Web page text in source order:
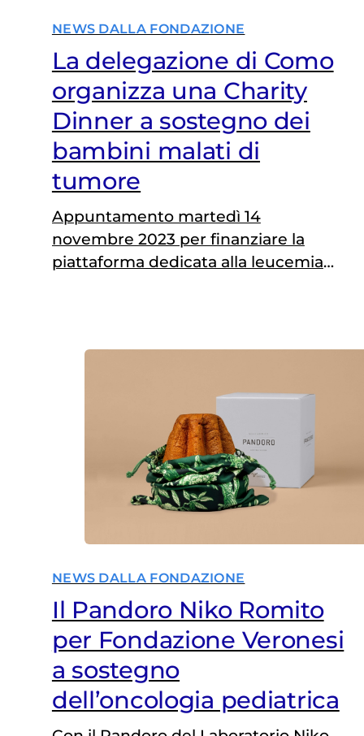
NEWS DALLA FONDAZIONE
La delegazione di Como
organizza una Charity
Dinner a sostegno dei
bambini malati di
tumore
Appuntamento martedì 14
novembre 2023 per finanziare la
piattaforma dedicata alla leucemia
NEWS DALLA FONDAZIONE
Il Pandoro Niko Romito
per Fondazione Veronesi
a sostegno
dell’oncologia pediatrica